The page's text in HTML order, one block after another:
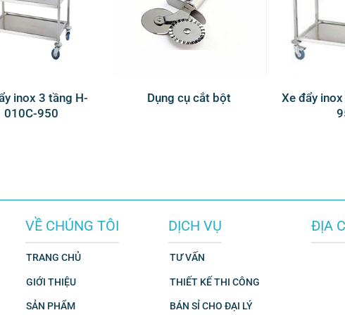
inox 3 tầng H-
010C-950
Dụng cụ cắt bột
Xe đẩy
VỀ CHÚNG TÔI
TRANG CHỦ
GIỚI THIỆU
SẢN PHẨM
DỊCH VỤ
TƯ VẤN
THIẾT KẾ THI CÔNG
BÁN SỈ CHO ĐẠI LÝ
ĐỊA